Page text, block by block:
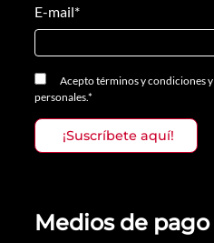
E-mail*
Aceptotérminos y condicionesy
personales.*
Medios de pago